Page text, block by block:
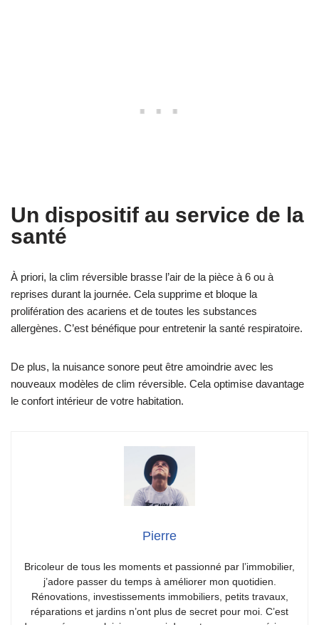
Un dispositif au service de la
santé
À priori, la clim réversible brasse l’air de la pièce à 6 ou à
reprises durant la journée. Cela supprime et bloque la
prolifération des acariens et de toutes les substances
allergènes. C’est bénéfique pour entretenir la santé respiratoire.
De plus, la nuisance sonore peut être amoindrie avec les
nouveaux modèles de clim réversible. Cela optimise davantage
le confort intérieur de votre habitation.
Pierre
Bricoleur de tous les moments et passionné par l’immobilier,
j’adore passer du temps à améliorer mon quotidien.
Rénovations, investissements immobiliers, petits travaux,
réparations et jardins n’ont plus de secret pour moi. C’est